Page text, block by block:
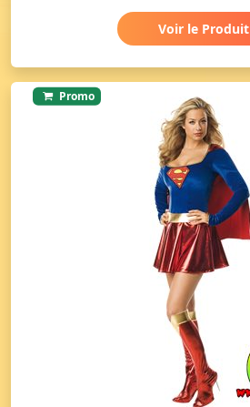
Voir le Produit
Promo